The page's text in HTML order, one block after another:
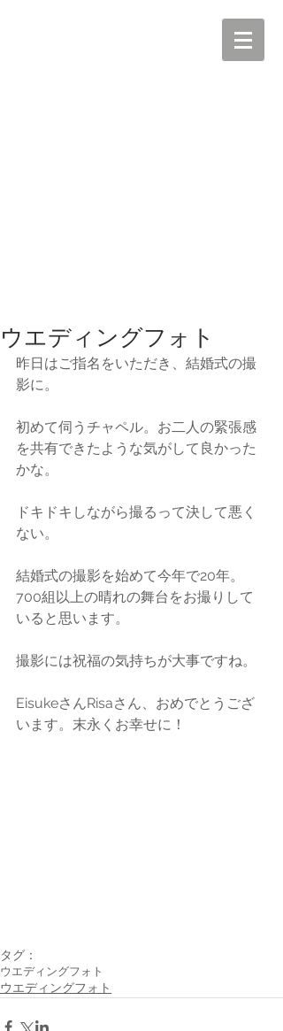
ウエディングフォト
昨日はご指名をいただき、結婚式の撮
影に。
初めて伺うチャペル。お二人の緊張感
を共有できたような気がして良かった
かな。
ドキドキしながら撮るって決して悪く
ない。
結婚式の撮影を始めて今年で20年。
700組以上の晴れの舞台をお撮りして
いると思います。
撮影には祝福の気持ちが大事ですね。
EisukeさんRisaさん、おめでとうござ
います。末永くお幸せに！
タグ：
ウエディングフォト
ウエディングフォト